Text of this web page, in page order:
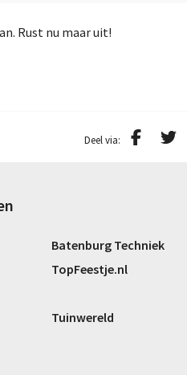
Rust nu maar uit!
Deel via:
Batenburg Techniek
TopFeestje.nl
Tuinwereld